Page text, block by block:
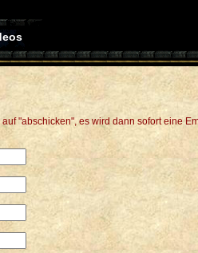
"abschicken", es wird dann sofort eine